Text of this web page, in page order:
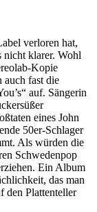
verloren hat,
nicht klarer. Wohl
Kopie
auch fast die
auf. Sängerin
eines John
50er-Schlager
Als würden die
Schwedenpop
Ein Album
das man
den Plattenteller